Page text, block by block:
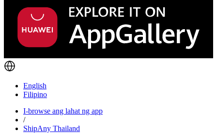
English
Filipino
I-browse ang lahat ng app
/
ShipAny Thailand